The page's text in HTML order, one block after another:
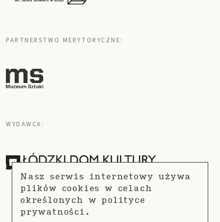
PARTNERSTWO MERYTORYCZNE:
WYDAWCA:
Nasz serwis internetowy używa
plików cookies w celach
określonych w polityce
prywatności.